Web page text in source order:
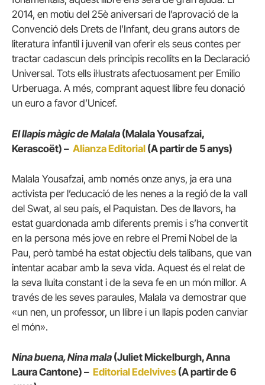
2014, en motiu del 25è aniversari de l’aprovació de la
Convenció dels Drets de l’Infant, deu grans autors de
literatura infantil i juvenil van oferir els seus contes per
tractar cadascun dels principis recollits en la Declaració
Universal. Tots ells il·lustrats afectuosament per Emilio
Urberuaga. A més, comprant aquest llibre feu donació
un euro a favor d’Unicef.
El llapis màgic de Malala (Malala Yousafzai,
Kerascoët) – Alianza Editorial (A partir de 5 anys)
Malala Yousafzai, amb només onze anys, ja era una
activista per l’educació de les nenes a la regió de la vall
del Swat, al seu país, el Paquistan. Des de llavors, ha
estat guardonada amb diferents premis i s’ha convertit
en la persona més jove en rebre el Premi Nobel de la
Pau, però també ha estat objectiu dels talibans, que van
intentar acabar amb la seva vida. Aquest és el relat de
la seva lluita constant i de la seva fe en un món millor. A
través de les seves paraules, Malala va demostrar que
«un nen, un professor, un llibre i un llapis poden canviar
el món».
Nina buena, Nina mala (Juliet Mickelburgh, Anna
Laura Cantone) – Editorial Edelvives (A partir de 6